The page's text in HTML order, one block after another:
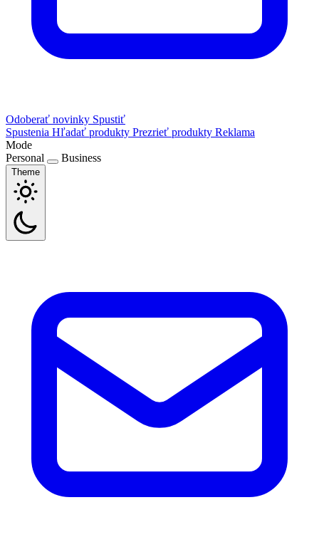
Odoberať novinky Spustiť
Spustenia Hľadať produkty Prezrieť produkty Reklama
Mode
Personal
Business
Theme